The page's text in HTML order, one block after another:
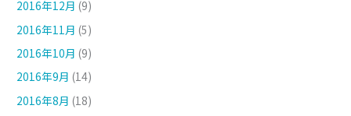
2016年12月 (9)
2016年11月 (5)
2016年10月 (9)
2016年9月 (14)
2016年8月 (18)